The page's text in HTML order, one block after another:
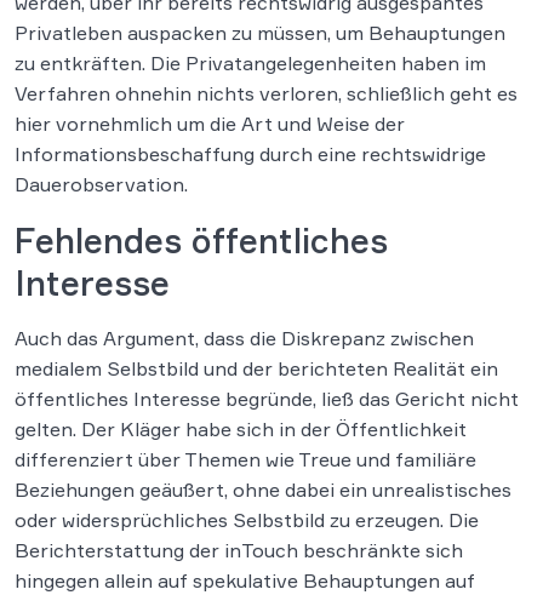
Privatleben auspacken zu müssen, um Behauptungen
zu entkräften. Die Privatangelegenheiten haben im
Verfahren ohnehin nichts verloren, schließlich geht es
hier vornehmlich um die Art und Weise der
Informationsbeschaffung durch eine rechtswidrige
Dauerobservation.
Fehlendes öffentliches
Interesse
Auch das Argument, dass die Diskrepanz zwischen
medialem Selbstbild und der berichteten Realität ein
öffentliches Interesse begründe, ließ das Gericht nicht
gelten. Der Kläger habe sich in der Öffentlichkeit
differenziert über Themen wie Treue und familiäre
Beziehungen geäußert, ohne dabei ein unrealistisches
oder widersprüchliches Selbstbild zu erzeugen. Die
Berichterstattung der inTouch beschränkte sich
hingegen allein auf spekulative Behauptungen auf